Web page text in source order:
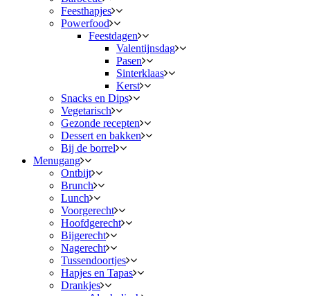
Feesthapjes
Powerfood
Feestdagen
Valentijnsdag
Pasen
Sinterklaas
Kerst
Snacks en Dips
Vegetarisch
Gezonde recepten
Dessert en bakken
Bij de borrel
Menugang
Ontbijt
Brunch
Lunch
Voorgerecht
Hoofdgerecht
Bijgerecht
Nagerecht
Tussendoortjes
Hapjes en Tapas
Drankjes